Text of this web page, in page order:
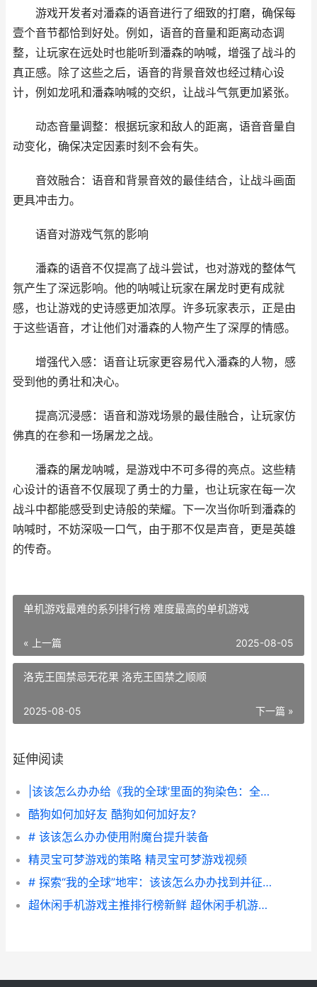
游戏开发者对潘森的语音进行了细致的打磨，确保每
壹个音节都恰到好处。例如，语音的音量和距离动态调
整，让玩家在远处时也能听到潘森的呐喊，增强了战斗的
真正感。除了这些之后，语音的背景音效也经过精心设
计，例如龙吼和潘森呐喊的交织，让战斗气氛更加紧张。
动态音量调整：根据玩家和敌人的距离，语音音量自
动变化，确保决定因素时刻不会有失。
音效融合：语音和背景音效的最佳结合，让战斗画面
更具冲击力。
语音对游戏气氛的影响
潘森的语音不仅提高了战斗尝试，也对游戏的整体气
氛产生了深远影响。他的呐喊让玩家在屠龙时更有成就
感，也让游戏的史诗感更加浓厚。许多玩家表示，正是由
于这些语音，才让他们对潘森的人物产生了深厚的情感。
增强代入感：语音让玩家更容易代入潘森的人物，感
受到他的勇壮和决心。
提高沉浸感：语音和游戏场景的最佳融合，让玩家仿
佛真的在参和一场屠龙之战。
潘森的屠龙呐喊，是游戏中不可多得的亮点。这些精
心设计的语音不仅展现了勇士的力量，也让玩家在每一次
战斗中都能感受到史诗般的荣耀。下一次当你听到潘森的
呐喊时，不妨深吸一口气，由于那不仅是声音，更是英雄
的传奇。
单机游戏最难的系列排行榜 难度最高的单机游戏
« 上一篇 2025-08-05
洛克王国禁忌无花果 洛克王国禁之顺顺
下一篇 »
2025-08-05
延伸阅读
|该该怎么办办给《我的全球’里面的狗染色：全方位指南|
酷狗如何加好友 酷狗如何加好友?
# 该该怎么办办使用附魔台提升装备
精灵宝可梦游戏的策略 精灵宝可梦游戏视频
# 探索“我的全球”地牢：该该怎么办办找到并征服地牢
超休闲手机游戏主推排行榜新鲜 超休闲手机游戏推荐